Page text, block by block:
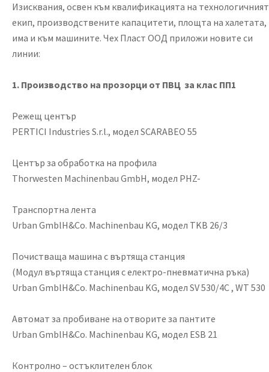
Изисквания, освен към квалификацията на технологичният
екип, производствените капацитети, площта на халетата,
има и към машините. Чех Пласт ООД приложи новите си
линии:
1. Производство на прозорци от ПВЦ за клас ПП1
Режещ център
PERTICI Industries S.r.l., модел SCARABEO 55
Център за обработка на профила
Thorwesten Machinenbau GmbH, модел PHZ-
Транспортна лента
Urban GmblH&Co. Machinenbau KG, модел TKB 26/3
Почистваща машина с въртяща станция
(Модул въртяща станция с електро-пневматична ръка)
Urban GmblH&Co. Machinenbau KG, модел SV 530/4C , WT 530
Автомат за пробиване на отворите за пантите
Urban GmblH&Co. Machinenbau KG, модел ESB 21
Контролно – остъклителен блок